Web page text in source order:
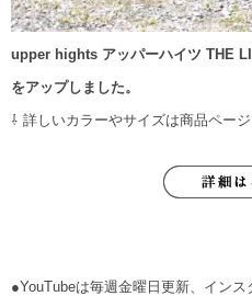
upper hights アッパーハイツ THE
をアップしました。
⇩ 詳しいカラーやサイズは商品ペー
●YouTubeは毎週金曜日更新、イン